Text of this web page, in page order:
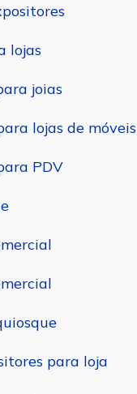
lojas
joias
lojas de móveis
PDV
para loja